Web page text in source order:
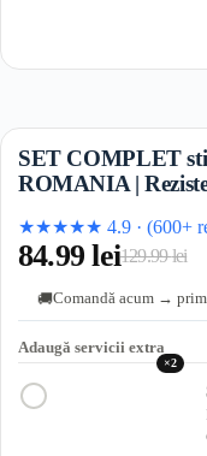
SET COMPLET
ROMANIA |
★★★★★ 4.9 · (600+
129.99lei
Prețul
inițial
a
129.99
84.99lei
Prețul
curent
este:
84.99
🚚Comandă acum →
Adaugă servicii extra
×2